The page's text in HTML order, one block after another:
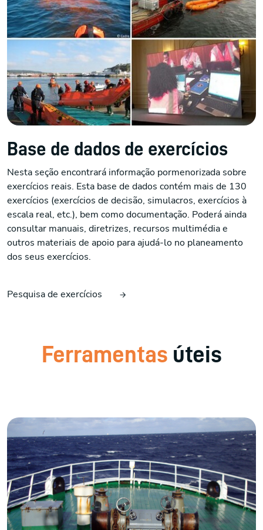
Base de dados de exercícios
Nesta seção encontrará informação pormenorizada sobre
exercícios reais. Esta base de dados contém mais de 130
exercícios (exercícios de decisão, simulacros, exercícios à
escala real, etc.), bem como documentação. Poderá ainda
consultar manuais, diretrizes, recursos multimédia e
outros materiais de apoio para ajudá-lo no planeamento
dos seus exercícios.
Pesquisa de exercícios
Ferramentas úteis